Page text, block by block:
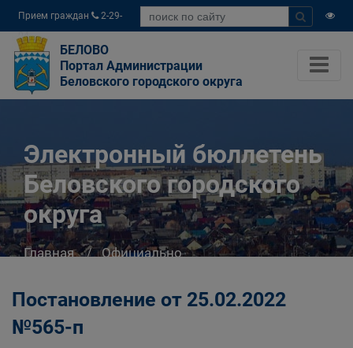
Прием граждан
2-29-
04
БЕЛОВО
Портал Администрации
Беловского городского округа
Электронный бюллетень
Беловского городского
округа
Главная
Официально
Постановление от 25.02.2022
№565-п